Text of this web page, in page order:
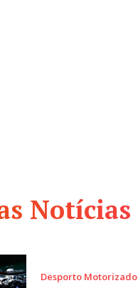
Notícias
Desporto Motorizado